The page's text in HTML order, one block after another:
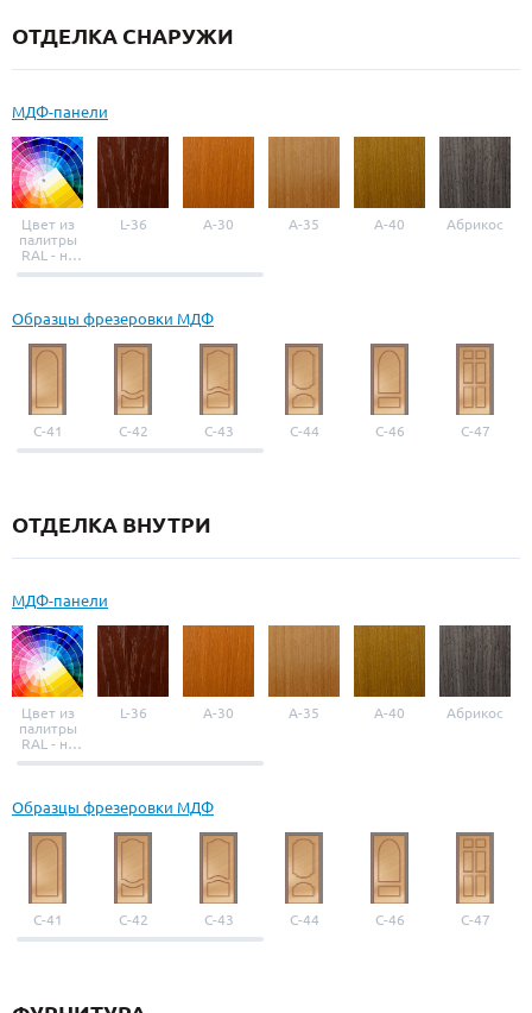
Резиновый уплотнитель
ОТДЕЛКА СНАРУЖИ
МДФ-панели
Цвет из
палитры
RAL - на
выбор
L-36 A-30 A-35 A-40 Абрикос
Образцы фрезеровки МДФ
С-41 С-42 С-43 С-44 С-46 С-47
ОТДЕЛКА ВНУТРИ
МДФ-панели
Цвет из
палитры
RAL - на
выбор
L-36 A-30 A-35 A-40 Абрикос
Образцы фрезеровки МДФ
С-41 С-42 С-43 С-44 С-46 С-47